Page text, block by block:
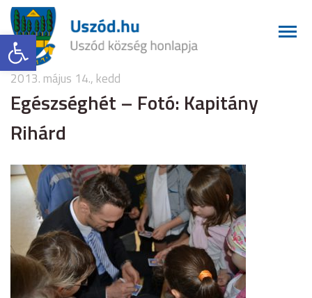
Eszköztár megnyitása
2013. május 14., kedd
Egészséghét – Fotó: Kapitány
Rihárd